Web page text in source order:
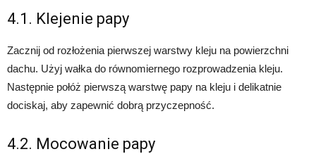
4.1. Klejenie papy
Zacznij od rozłożenia pierwszej warstwy kleju na powierzchni
dachu. Użyj wałka do równomiernego rozprowadzenia kleju.
Następnie połóż pierwszą warstwę papy na kleju i delikatnie
dociskaj, aby zapewnić dobrą przyczepność.
4.2. Mocowanie papy